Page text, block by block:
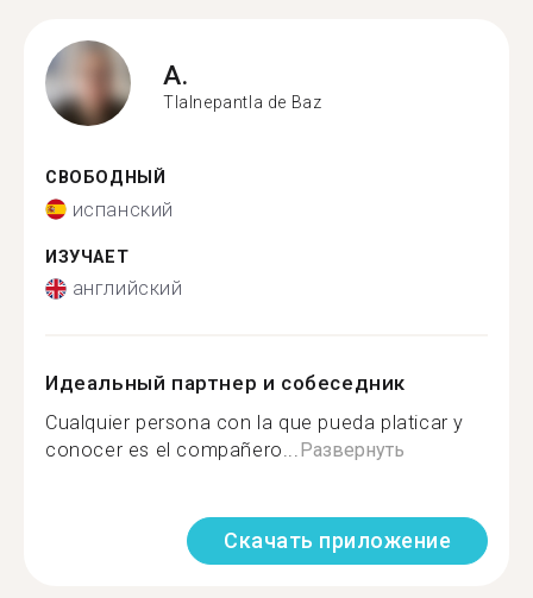
A.
Tlalnepantla de Baz
СВОБОДНЫЙ
испанский
ИЗУЧАЕТ
английский
Идеальный партнер и собеседник
Cualquier persona con la que pueda platicar y
conocer es el compañero...Развернуть
Скачать приложение